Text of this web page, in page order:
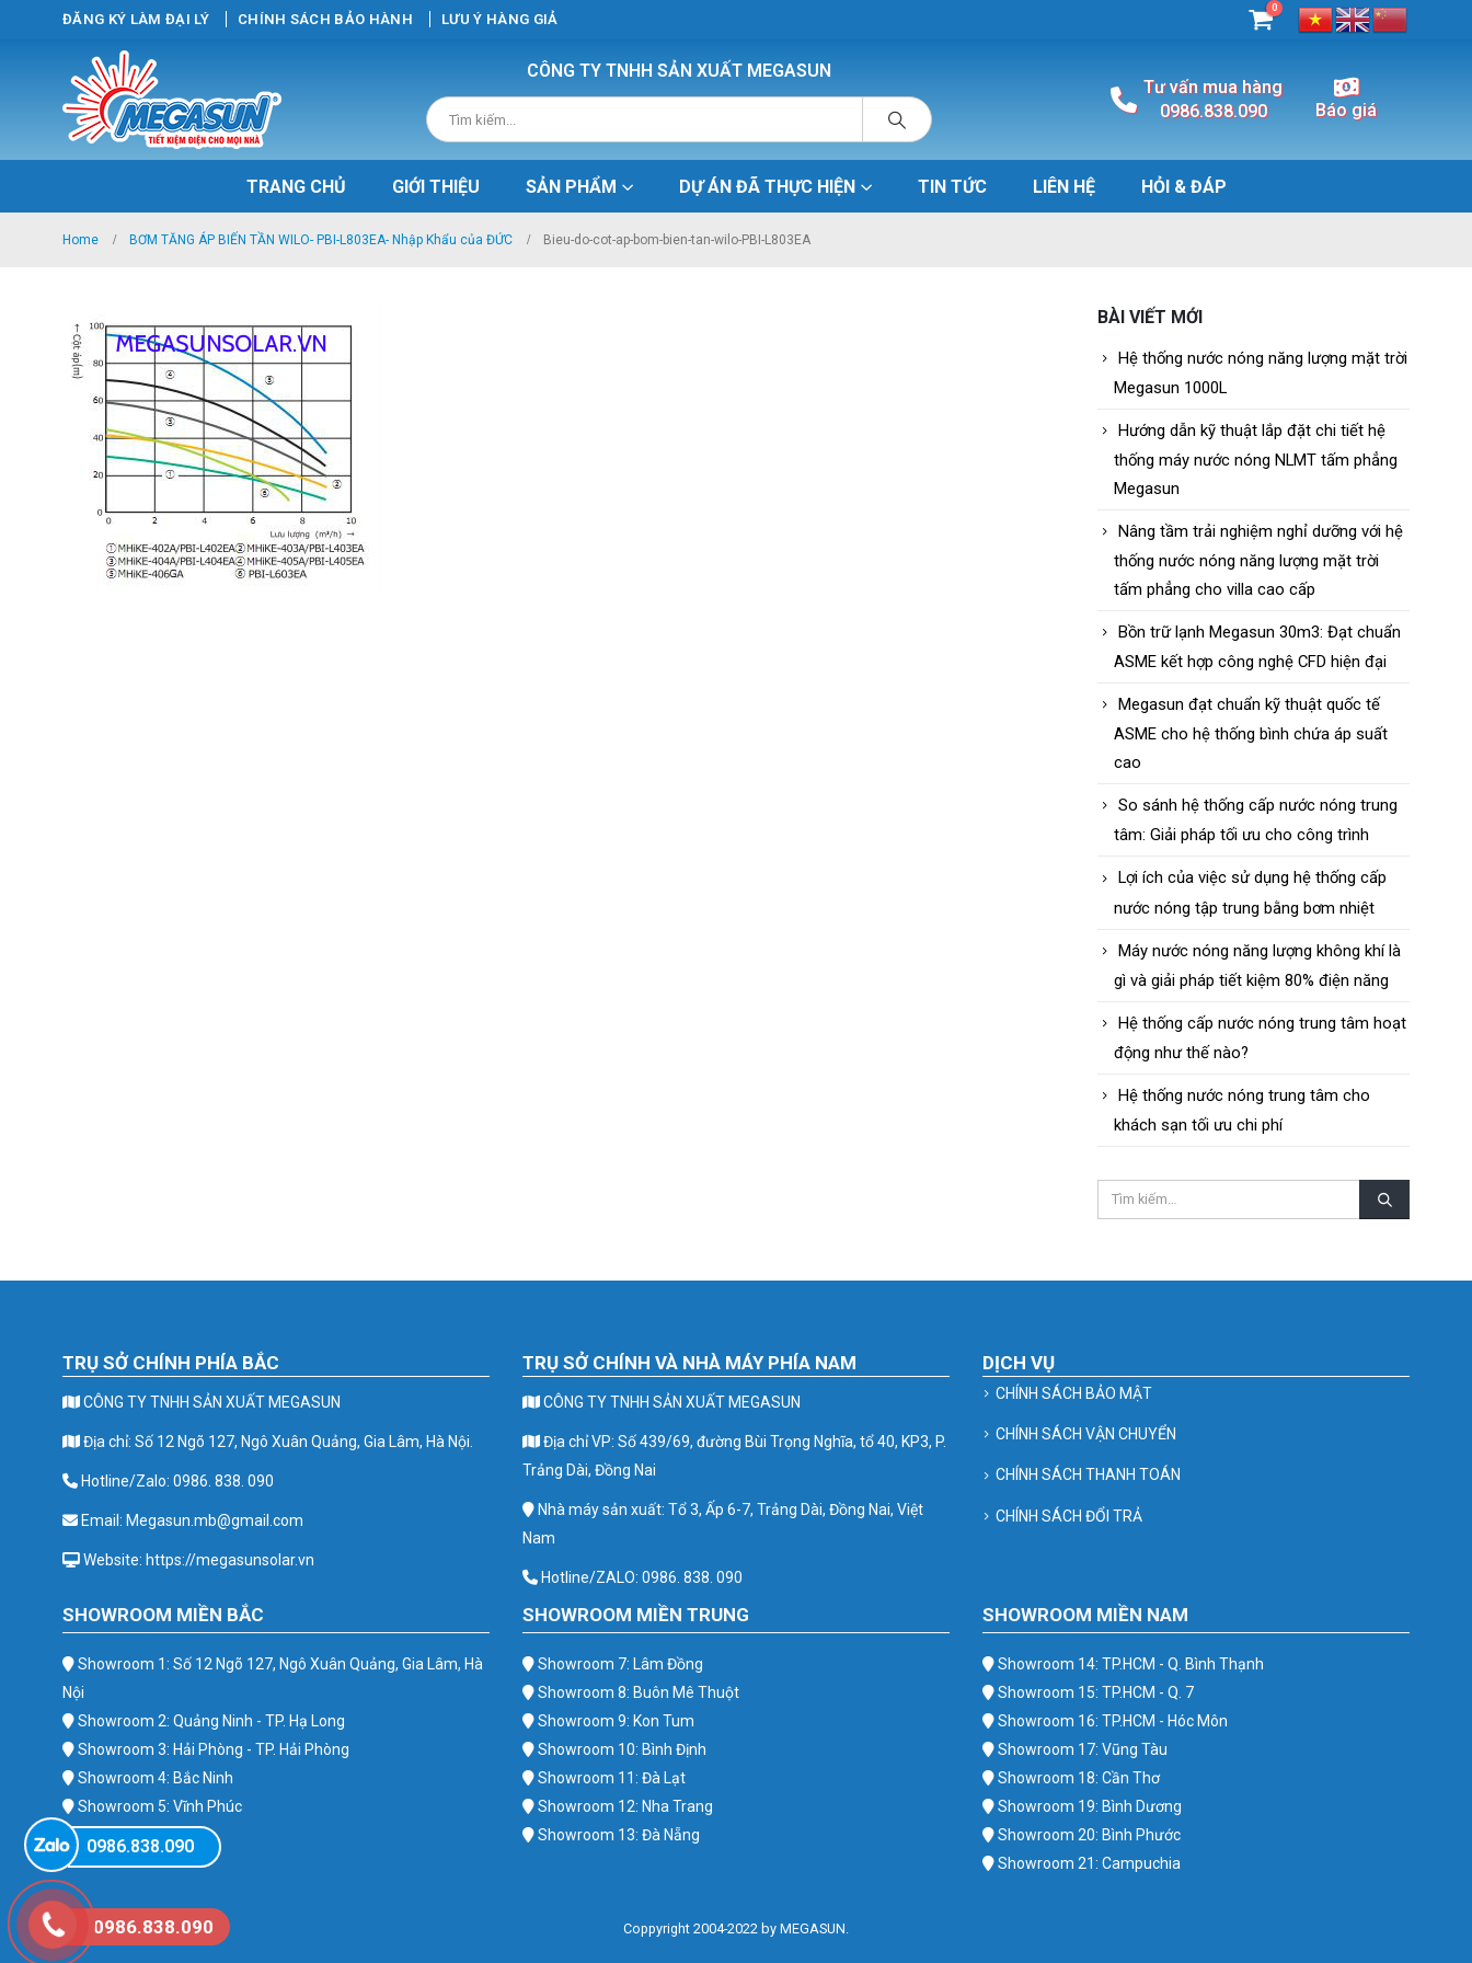
ĐĂNG KÝ LÀM ĐẠI LÝ CHÍNH SÁCH BẢO HÀNH LƯU Ý HÀNG GIẢ
0
CÔNG TY TNHH SẢN XUẤT MEGASUN
Tư vấn mua hàng
0986.838.090
Báo giá
TRANG CHỦ GIỚI THIỆU SẢN PHẨM DỰ ÁN ĐÃ THỰC HIỆN TIN TỨC LIÊN HỆ HỎI & ĐÁP
Home BƠM TĂNG ÁP BIẾN TẦN WILO- PBI-L803EA- Nhập Khẩu của ĐỨC Bieu-do-cot-ap-bom-bien-tan-wilo-PBI-L803EA
BÀI VIẾT MỚI
Hệ thống nước nóng năng lượng mặt trời
Megasun 1000L
Hướng dẫn kỹ thuật lắp đặt chi tiết hệ
thống máy nước nóng NLMT tấm phẳng
Megasun
Nâng tầm trải nghiệm nghỉ dưỡng với hệ
thống nước nóng năng lượng mặt trời
tấm phẳng cho villa cao cấp
Bồn trữ lạnh Megasun 30m3: Đạt chuẩn
ASME kết hợp công nghệ CFD hiện đại
Megasun đạt chuẩn kỹ thuật quốc tế
ASME cho hệ thống bình chứa áp suất
cao
So sánh hệ thống cấp nước nóng trung
tâm: Giải pháp tối ưu cho công trình
Lợi ích của việc sử dụng hệ thống cấp
nước nóng tập trung bằng bơm nhiệt
Máy nước nóng năng lượng không khí là
gì và giải pháp tiết kiệm 80% điện năng
Hệ thống cấp nước nóng trung tâm hoạt
động như thế nào?
Hệ thống nước nóng trung tâm cho
khách sạn tối ưu chi phí
TRỤ SỞ CHÍNH PHÍA BẮC
CÔNG TY TNHH SẢN XUẤT MEGASUN
Địa chỉ: Số 12 Ngõ 127, Ngô Xuân Quảng, Gia Lâm, Hà Nội.
Hotline/Zalo: 0986. 838. 090
Email: Megasun.mb@gmail.com
Website: https://megasunsolar.vn
TRỤ SỞ CHÍNH VÀ NHÀ MÁY PHÍA NAM
CÔNG TY TNHH SẢN XUẤT MEGASUN
Địa chỉ VP: Số 439/69, đường Bùi Trọng Nghĩa, tổ 40, KP3, P.
Trảng Dài, Đồng Nai
Nhà máy sản xuất: Tổ 3, Ấp 6-7, Trảng Dài, Đồng Nai, Việt
Nam
Hotline/ZALO: 0986. 838. 090
DỊCH VỤ
CHÍNH SÁCH BẢO MẬT
CHÍNH SÁCH VẬN CHUYỂN
CHÍNH SÁCH THANH TOÁN
CHÍNH SÁCH ĐỔI TRẢ
SHOWROOM MIỀN BẮC
Showroom 1: Số 12 Ngõ 127, Ngô Xuân Quảng, Gia Lâm, Hà
Nội
Showroom 2: Quảng Ninh - TP. Hạ Long
Showroom 3: Hải Phòng - TP. Hải Phòng
Showroom 4: Bắc Ninh
Showroom 5: Vĩnh Phúc
Showroom 6: Ba Vì
SHOWROOM MIỀN TRUNG
Showroom 7: Lâm Đồng
Showroom 8: Buôn Mê Thuột
Showroom 9: Kon Tum
Showroom 10: Bình Định
Showroom 11: Đà Lạt
Showroom 12: Nha Trang
Showroom 13: Đà Nẵng
SHOWROOM MIỀN NAM
Showroom 14: TP.HCM - Q. Bình Thạnh
Showroom 15: TP.HCM - Q. 7
Showroom 16: TP.HCM - Hóc Môn
Showroom 17: Vũng Tàu
Showroom 18: Cần Thơ
Showroom 19: Bình Dương
Showroom 20: Bình Phước
Showroom 21: Campuchia
Coppyright 2004-2022 by MEGASUN.
0986.838.090
0986.838.090